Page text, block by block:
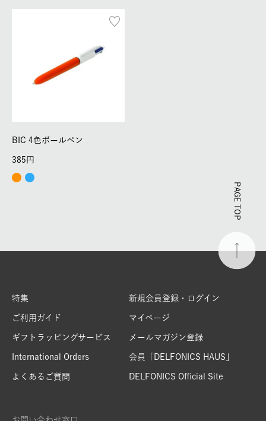
BIC 4色ボールペン
385
PAGE TOP
特集
ご利用ガイド
ギフトラッピングサービス
International Orders
よくあるご質問
新規会員登録・ログイン
マイページ
メールマガジン登録
会員「DELFONICS HAUS」
DELFONICS Official Site